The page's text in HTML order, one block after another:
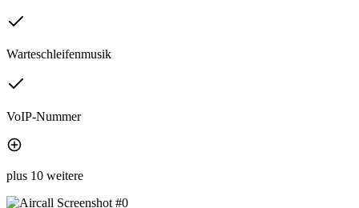
Warteschleifenmusik
VoIP-Nummer
plus 10 weitere